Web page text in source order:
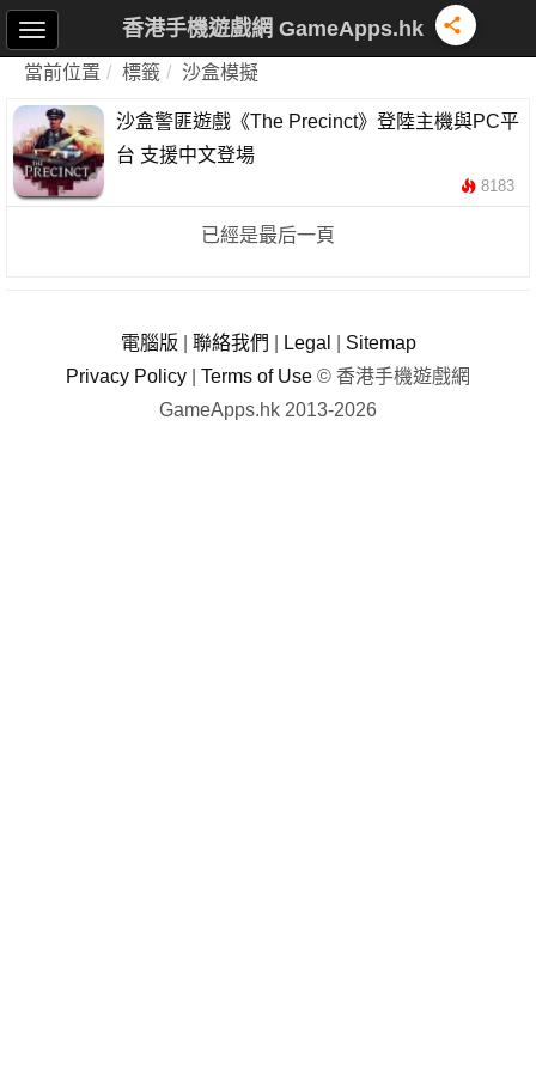
香港手機遊戲網 GameApps.hk
當前位置 標籤 沙盒模擬
沙盒警匪遊戲《The Precinct》登陸主機與PC平
台 支援中文登場
8183
已經是最后一頁
電腦版 聯絡我們 Legal
Sitemap
Privacy Policy
Terms of Use © 香港手機遊戲網
GameApps.hk 2013-2026